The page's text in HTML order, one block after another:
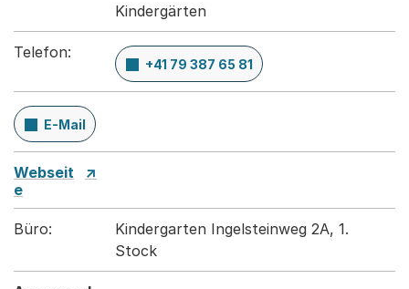
Kindergärten
Telefon:
+41 79 387 65 81
E-Mail
Webseit
e
Büro:
Kindergarten Ingelsteinweg 2A, 1.
Stock